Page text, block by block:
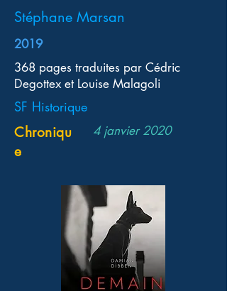
Stéphane Marsan
2019
368 pages traduites par Cédric
Degottex et Louise Malagoli
SF Historique
Chroniqu
e
4 janvier 2020